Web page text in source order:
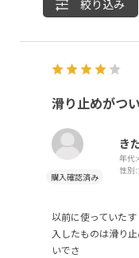
絞り込み
滑り止めがつ
き
年代:
性別:
以前に使っていた
入したものは滑り
いでさ